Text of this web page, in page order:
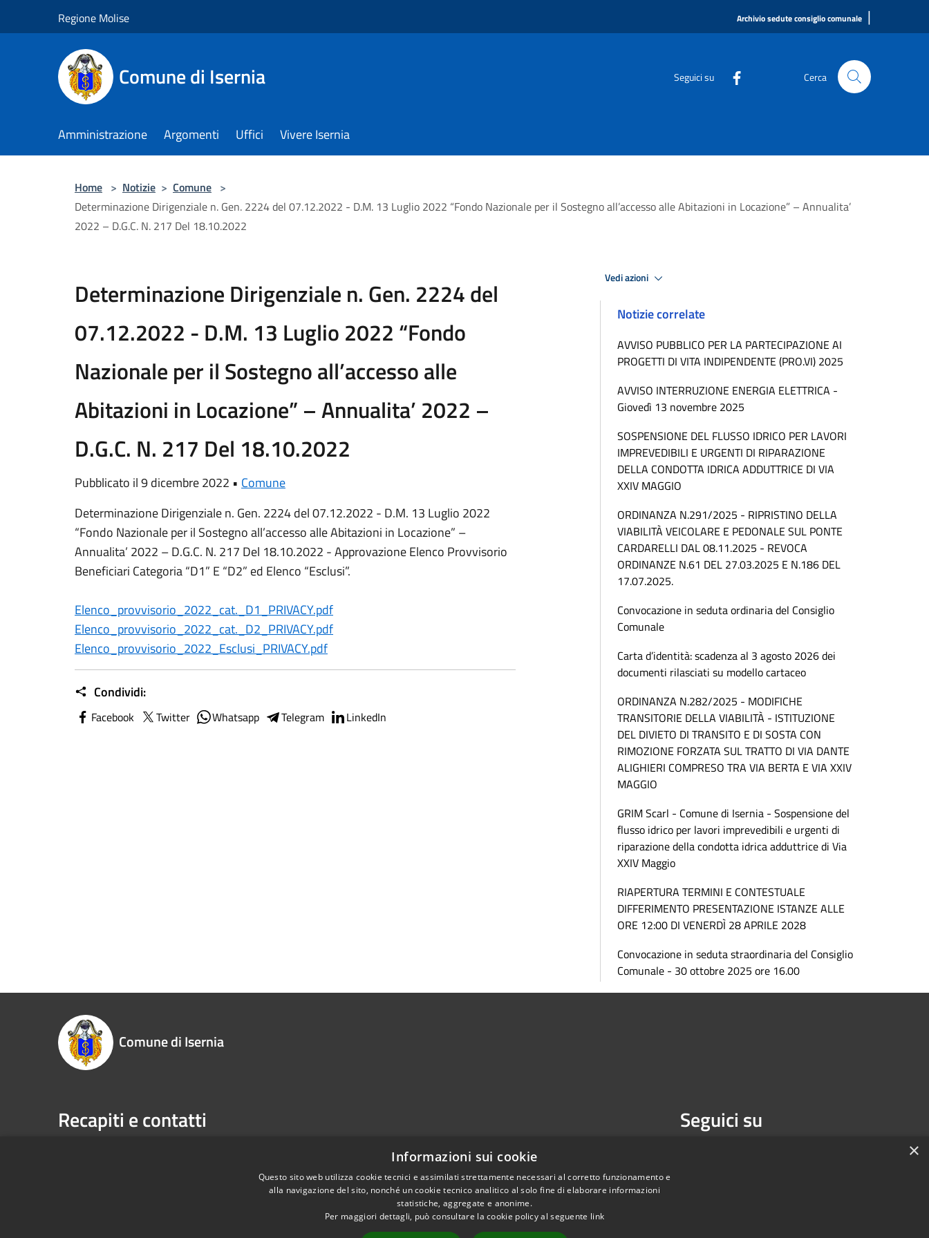
Regione Molise Archivio sedute consiglio comunale |
Comune di Isernia Seguici su Cerca
Amministrazione Argomenti Uffici Vivere Isernia
Home > Notizie > Comune >
Determinazione Dirigenziale n. Gen. 2224 del 07.12.2022 - D.M. 13 Luglio 2022 “Fondo Nazionale per il Sostegno all’accesso alle Abitazioni in Locazione” – Annualita’
2022 – D.G.C. N. 217 Del 18.10.2022
Determinazione Dirigenziale n. Gen. 2224 del
07.12.2022 - D.M. 13 Luglio 2022 “Fondo
Nazionale per il Sostegno all’accesso alle
Abitazioni in Locazione” – Annualita’ 2022 –
D.G.C. N. 217 Del 18.10.2022
Pubblicato il 9 dicembre 2022 • Comune
Determinazione Dirigenziale n. Gen. 2224 del 07.12.2022 - D.M. 13 Luglio 2022
“Fondo Nazionale per il Sostegno all’accesso alle Abitazioni in Locazione” –
Annualita’ 2022 – D.G.C. N. 217 Del 18.10.2022 - Approvazione Elenco Provvisorio
Beneficiari Categoria “D1” E “D2” ed Elenco “Esclusi”.
Elenco_provvisorio_2022_cat._D1_PRIVACY.pdf
Elenco_provvisorio_2022_cat._D2_PRIVACY.pdf
Elenco_provvisorio_2022_Esclusi_PRIVACY.pdf
Condividi:
Facebook Twitter Whatsapp Telegram LinkedIn
Vedi azioni
Notizie correlate
AVVISO PUBBLICO PER LA PARTECIPAZIONE AI
PROGETTI DI VITA INDIPENDENTE (PRO.VI) 2025
AVVISO INTERRUZIONE ENERGIA ELETTRICA -
Giovedì 13 novembre 2025
SOSPENSIONE DEL FLUSSO IDRICO PER LAVORI
IMPREVEDIBILI E URGENTI DI RIPARAZIONE
DELLA CONDOTTA IDRICA ADDUTTRICE DI VIA
XXIV MAGGIO
ORDINANZA N.291/2025 - RIPRISTINO DELLA
VIABILITÀ VEICOLARE E PEDONALE SUL PONTE
CARDARELLI DAL 08.11.2025 - REVOCA
ORDINANZE N.61 DEL 27.03.2025 E N.186 DEL
17.07.2025.
Convocazione in seduta ordinaria del Consiglio
Comunale
Carta d’identità: scadenza al 3 agosto 2026 dei
documenti rilasciati su modello cartaceo
ORDINANZA N.282/2025 - MODIFICHE
TRANSITORIE DELLA VIABILITÀ - ISTITUZIONE
DEL DIVIETO DI TRANSITO E DI SOSTA CON
RIMOZIONE FORZATA SUL TRATTO DI VIA DANTE
ALIGHIERI COMPRESO TRA VIA BERTA E VIA XXIV
MAGGIO
GRIM Scarl - Comune di Isernia - Sospensione del
flusso idrico per lavori imprevedibili e urgenti di
riparazione della condotta idrica adduttrice di Via
XXIV Maggio
RIAPERTURA TERMINI E CONTESTUALE
DIFFERIMENTO PRESENTAZIONE ISTANZE ALLE
ORE 12:00 DI VENERDÌ 28 APRILE 2028
Convocazione in seduta straordinaria del Consiglio
Comunale - 30 ottobre 2025 ore 16.00
Comune di Isernia
Recapiti e contatti
Email:protocollo@comune.isernia.it
Pec: comuneisernia@pec.it
Seguici su
×
Informazioni sui cookie
Questo sito web utilizza cookie tecnici e assimilati strettamente necessari al corretto funzionamento e
alla navigazione del sito, nonché un cookie tecnico analitico al solo fine di elaborare informazioni
statistiche, aggregate e anonime.
Per maggiori dettagli, può consultare la cookie policy al seguente link